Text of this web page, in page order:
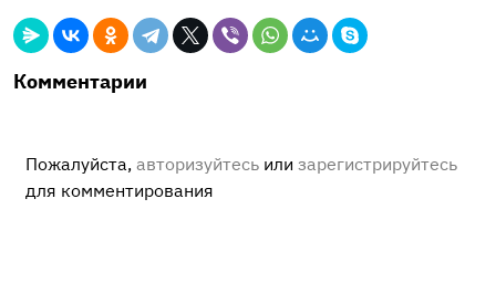
Комментарии
Пожалуйста, авторизуйтесь или зарегистрируйтесь
для комментирования